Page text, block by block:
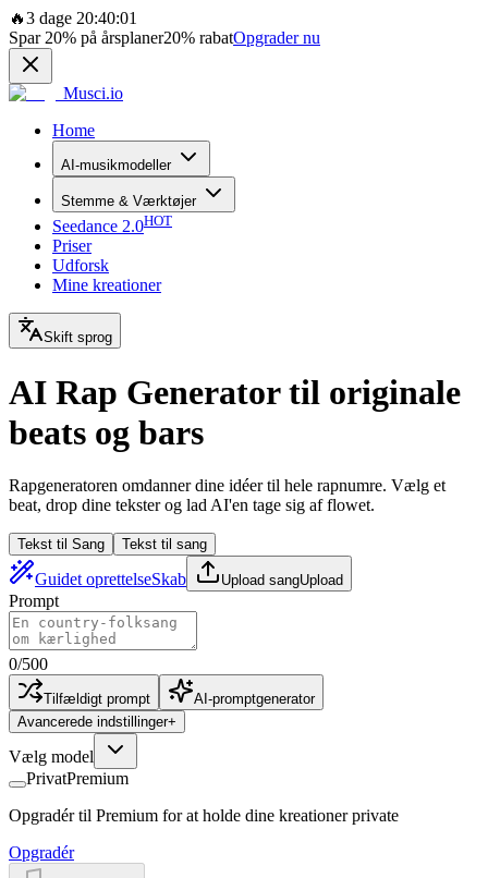
🔥3 dage 20:40:01
Spar 20% på årsplaner20% rabatOpgrader nu
Musci.io
Home
AI-musikmodeller
Stemme & Værktøjer
Seedance 2.0HOT
Priser
Udforsk
Mine kreationer
Skift sprog
AI Rap Generator til originale
beats og bars
Rapgeneratoren omdanner dine idéer til hele rapnumre. Vælg et
beat, drop dine tekster og lad AI'en tage sig af flowet.
Tekst til Sang Tekst til sang
Guidet oprettelseSkab Upload sangUpload
Prompt
0/500
Tilfældigt prompt
AI-promptgenerator
Avancerede indstillinger+
Vælg model
PrivatPremium
Opgradér til Premium for at holde dine kreationer private
Opgradér